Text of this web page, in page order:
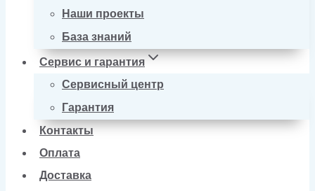
Наши проекты
База знаний
Сервис и гарантия
Сервисный центр
Гарантия
Контакты
Оплата
Доставка